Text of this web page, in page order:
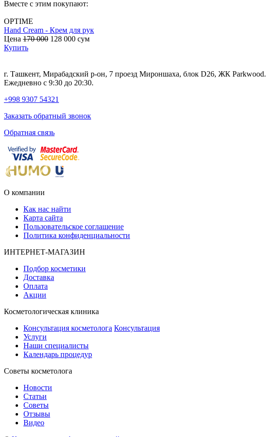
Вместе с этим покупают:
OPTIME
Hand Cream - Крем для рук
Цена 170 000 128 000 сум
Купить
г. Ташкент, Мирабадский р-он, 7 проезд Мироншаха, блок D26, ЖК Раrkwood.
Ежедневно с 9:30 до 20:30.
+998 9307 54321
Заказать обратный звонок
Обратная связь
О компании
Как нас найти
Карта сайта
Пользовательское соглашение
Политика конфиденциальности
ИНТЕРНЕТ-МАГАЗИН
Подбор косметики
Доставка
Оплата
Акции
Косметологическая клиника
Консультация косметолога Консультация
Услуги
Наши специалисты
Календарь процедур
Cоветы косметолога
Новости
Статьи
Советы
Отзывы
Видео